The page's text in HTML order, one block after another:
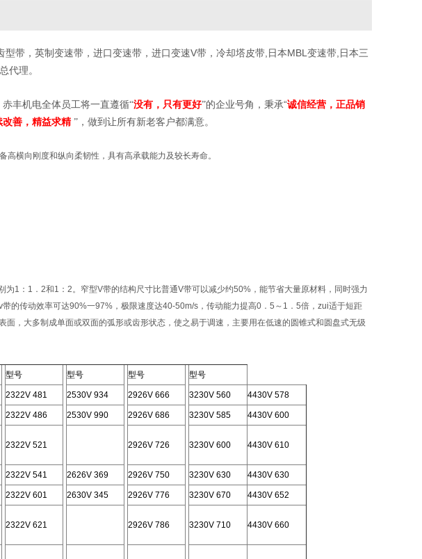
型带，英制变速带，进口变速带，进口变速V带，冷却塔皮带,日本MBL变速带,日本三
代理。
赤丰机电全体员工将一直遵循“没有，只有更好”的企业号角，秉承“诚信经营，正品销
善，精益求精 ”，做到 让所有新老客户都满意。
横向刚度和纵向柔韧性，具有高承载能力及较长寿命。
1：1．2和1：2。窄型V带的结构尺寸比普通V带可以减少约50%，能节省大量原材料，同时强力
的传动效率可达90%一97%，极限速度达40-50m/s，传动能力提高0．5～1．5倍，zui适于短距
，大多制成单面或双面的弧形或齿形状态，使之易于调速，主要用在低速的圆锥式和圆盘式无级
型号 型号 型号 型号
2322V 481 2530V 934 2926V 666 3230V 560 4430V 578
2322V 486 2530V 990 2926V 686 3230V 585 4430V 600
2322V 521 2926V 726 3230V 600 4430V 610
2322V 541 2626V 369 2926V 750 3230V 630 4430V 630
2322V 601 2630V 345 2926V 776 3230V 670 4430V 652
2322V 621 2926V 786 3230V 710 4430V 660